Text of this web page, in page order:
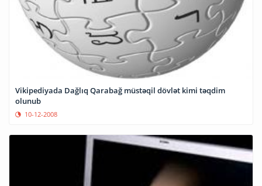
Vikipediyada Dağlıq Qarabağ müstəqil dövlət kimi təqdim
olunub
10-12-2008